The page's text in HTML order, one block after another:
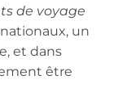
de voyage
un
et dans
être